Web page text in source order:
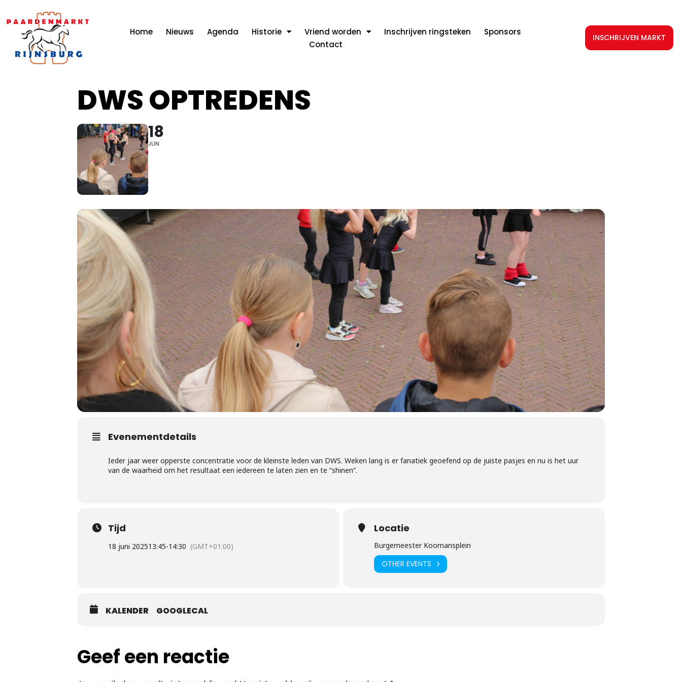
Home Nieuws Agenda Historie Vriend worden Inschrijven ringsteken
Sponsors
Contact
INSCHRIJVEN MARKT
DWS OPTREDENS
18
JUN
Evenementdetails
Ieder jaar weer opperste concentratie voor de kleinste leden van DWS. Weken lang is er fanatiek geoefend op de juiste pasjes en nu is het uur
van de waarheid om het resultaat een iedereen te laten zien en te “shinen”.
Tijd
18 juni 202513:45-14:30 (GMT+01:00)
Locatie
Burgemeester Koomansplein
OTHER EVENTS
KALENDER GOOGLECAL
Geef een reactie